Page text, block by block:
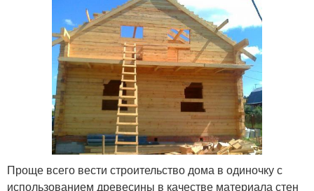
Проще всего вести строительство дома в одиночку с
использованием древесины в качестве материала стен